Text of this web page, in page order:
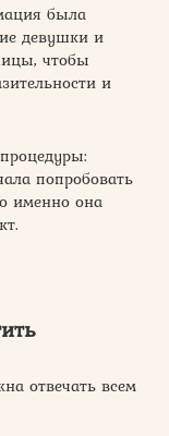
была
девушки и
чтобы
и
попробовать
именно она
отвечать всем